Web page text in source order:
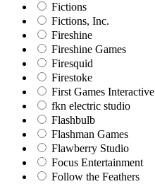
Fictions
Fictions, Inc.
Fireshine
Fireshine Games
Firesquid
Firestoke
First Games Interactive
fkn electric studio
Flashbulb
Flashman Games
Flawberry Studio
Focus Entertainment
Follow the Feathers